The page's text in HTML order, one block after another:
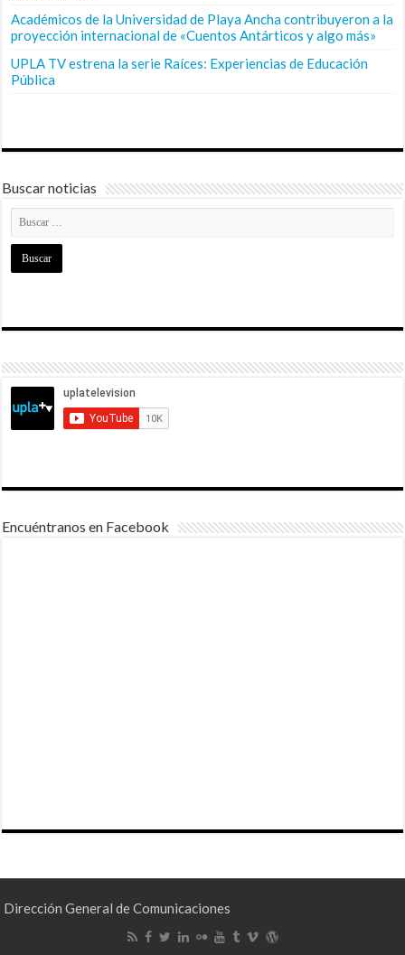
Académicos de la Universidad de Playa Ancha contribuyeron a la
proyección internacional de «Cuentos Antárticos y algo más»
UPLA TV estrena la serie Raíces: Experiencias de Educación
Pública
Buscar noticias
Encuéntranos en Facebook
Dirección General de Comunicaciones